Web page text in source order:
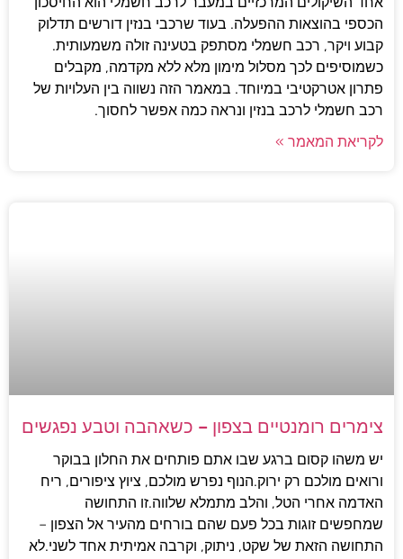
הכספי בהוצאות ההפעלה. בעוד שרכבי בנזין דורשים תדלוק
קבוע ויקר, רכב חשמלי מסתפק בטעינה זולה משמעותית.
כשמוסיפים לכך מסלול מימון מלא ללא מקדמה, מקבלים
פתרון אטרקטיבי במיוחד. במאמר הזה נשווה בין העלויות של
רכב חשמלי לרכב בנזין ונראה כמה אפשר לחסוך.
לקריאת המאמר »
צימרים רומנטיים בצפון – כשאהבה וטבע נפגשים
יש משהו קסום ברגע שבו אתם פותחים את החלון בבוקר
ורואים מולכם רק ירוק.הנוף נפרש מולכם, ציוץ ציפורים, ריח
האדמה אחרי הטל, והלב מתמלא שלווה.זו התחושה
שמחפשים זוגות בכל פעם שהם בורחים מהעיר אל הצפון –
התחושה הזאת של שקט, ניתוק, וקרבה אמיתית אחד לשני.לא